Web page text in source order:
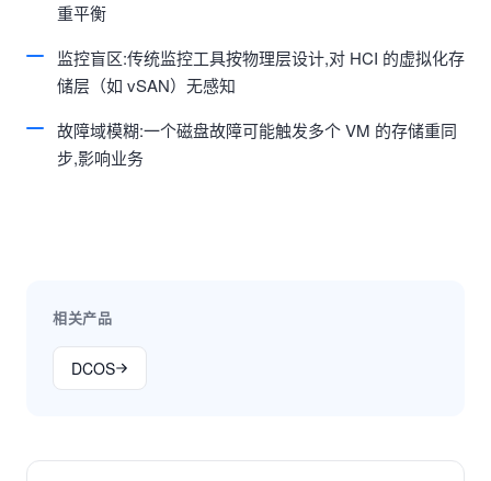
重平衡
监控盲区:传统监控工具按物理层设计,对 HCI 的虚拟化存
储层（如 vSAN）无感知
故障域模糊:一个磁盘故障可能触发多个 VM 的存储重同
步,影响业务
相关产品
DCOS